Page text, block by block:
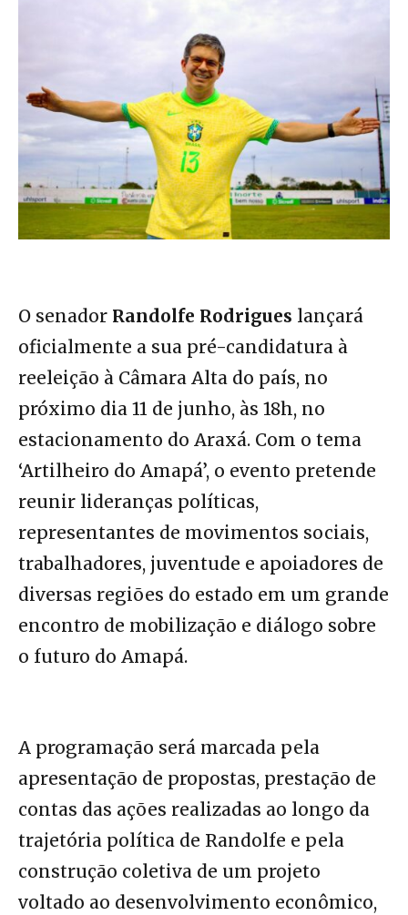
O senador Randolfe Rodrigues lançará
oficialmente a sua pré-candidatura à
reeleição à Câmara Alta do país, no
próximo dia 11 de junho, às 18h, no
estacionamento do Araxá. Com o tema
‘Artilheiro do Amapá’, o evento pretende
reunir lideranças políticas,
representantes de movimentos sociais,
trabalhadores, juventude e apoiadores de
diversas regiões do estado em um grande
encontro de mobilização e diálogo sobre
o futuro do Amapá.
A programação será marcada pela
apresentação de propostas, prestação de
contas das ações realizadas ao longo da
trajetória política de Randolfe e pela
construção coletiva de um projeto
voltado ao desenvolvimento econômico,